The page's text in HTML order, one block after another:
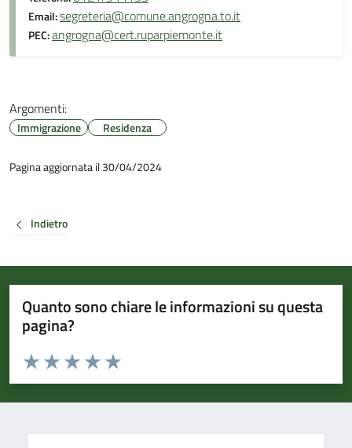
Email:segreteria@comune.angrogna.to.it
PEC:angrogna@cert.ruparpiemonte.it
Argomenti:
Immigrazione Residenza
Pagina aggiornata il 30/04/2024
Indietro
Quanto sono chiare le informazioni su questa
pagina?
Valuta da 1 a 5 stelle la pagina
Valuta 5 stelle su 5
Valuta 4 stelle su 5
Valuta 3 stelle su 5
Valuta 2 stelle su 5
Valuta 1 stelle su 5